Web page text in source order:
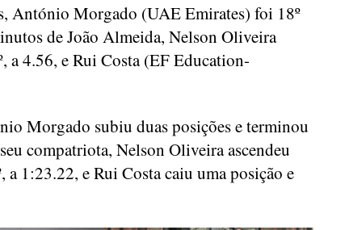
António Morgado (UAE Emirates) foi 18º
de João Almeida, Nelson Oliveira
a 4.56, e Rui Costa (EF Education-
Morgado subiu duas posições e terminou
compatriota, Nelson Oliveira ascendeu
a 1:23.22, e Rui Costa caiu uma posição e